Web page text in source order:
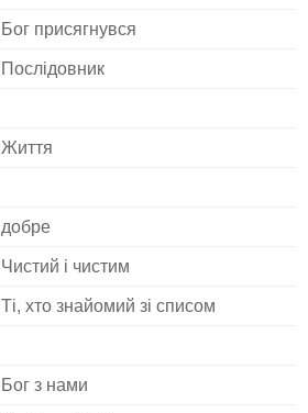
Бог присягнувся
Послідовник
Життя
добре
Чистий і чистим
Ті, хто знайомий зі списом
Бог з нами